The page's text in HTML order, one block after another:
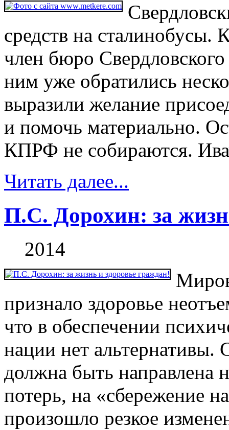
средств на сталинобусы.
член бюро
ним уже обратились
выразили желание
и помочь материально.
КПРФ не собираются.
Читать далее...
П.С. Дорохин: за
2014
признало здоровье
что в обеспечении
нации нет альтернативы.
должна быть направлена
потерь, на «сбережение
произошло резкое